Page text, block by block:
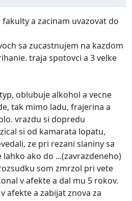
a zacinam uvazovat do
sa zucastnujem na kazdom
traja spotovci a 3 velke
oblubuje alkohol a vecne
tak mimo ladu, frajerina a
vrazdu si dopredu
si od kamarata lopatu,
ze pri rezani slaniny sa
lahko ako do ...(zavrazdeneho)
som zmrzol pri vete
v afekte a dal mu 5 rokov.
afekte a zabijat znova za